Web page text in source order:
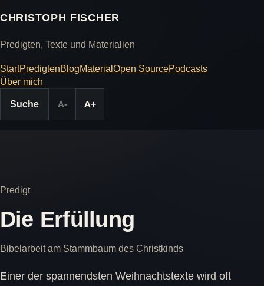
CHRISTOPH FISCHER
Predigten, Texte und Materialien
StartPredigtenBlogMaterialOpen SourcePodcasts
Über mich
Suche
A- A+
Predigt
Die Erfüllung
Bibelarbeit am Stammbaum des Christkinds
Einer der spannendsten Weihnachtstexte wird oft